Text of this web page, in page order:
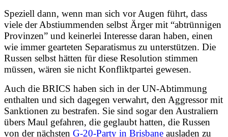
Speziell dann, wenn man sich vor Augen führt, dass
viele der Abstiummenden selbst Ärger mit “abtrünnigen
Provinzen” und keinerlei Interesse daran haben, einen
wie immer gearteten Separatismus zu unterstützen. Die
Russen selbst hätten für diese Resolution stimmen
müssen, wären sie nicht Konfliktpartei gewesen.
Auch die BRICS haben sich in der UN-Abtimmung
enthalten und sich dagegen verwahrt, den Aggressor mit
Sanktionen zu bestrafen. Sie sind sogar den Australiern
übers Maul gefahren, die geglaubt hatten, die Russen
von der nächsten G-20-Party in Brisbane ausladen zu